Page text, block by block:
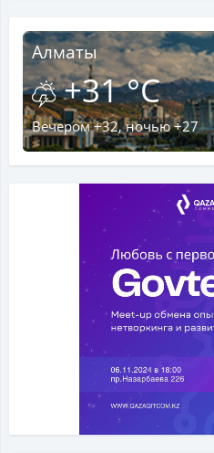
Алматы
+31 °C
Вечером +32, ночью +27